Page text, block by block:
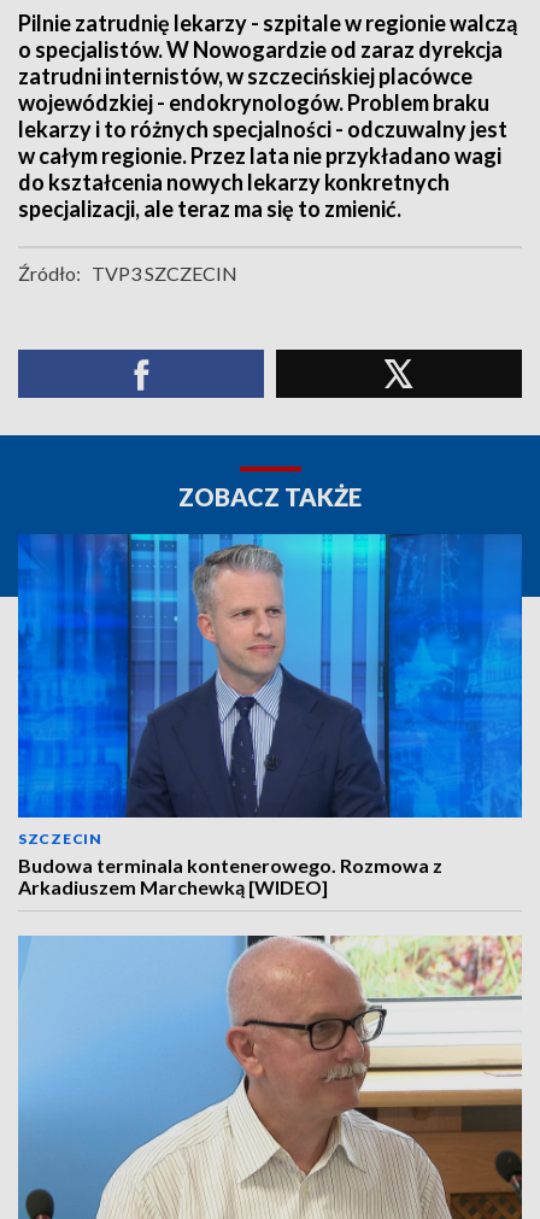
Pilnie zatrudnię lekarzy - szpitale w regionie walczą
o specjalistów. W Nowogardzie od zaraz dyrekcja
zatrudni internistów, w szczecińskiej placówce
wojewódzkiej - endokrynologów. Problem braku
lekarzy i to różnych specjalności - odczuwalny jest
w całym regionie. Przez lata nie przykładano wagi
do kształcenia nowych lekarzy konkretnych
specjalizacji, ale teraz ma się to zmienić.
Źródło: TVP3 SZCZECIN
ZOBACZ TAKŻE
SZCZECIN
Budowa terminala kontenerowego. Rozmowa z
Arkadiuszem Marchewką [WIDEO]